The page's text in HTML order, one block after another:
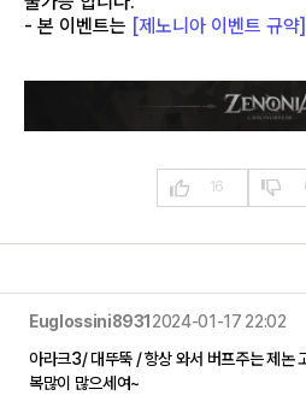
- 본 이벤트는 [제노니아 이벤트 규약]
16
Euglossini8931 2024-01-17 22:02
아라크3/ 대뚜뚝 / 항상 와서 버프주는 제논
복많이 많으세여~